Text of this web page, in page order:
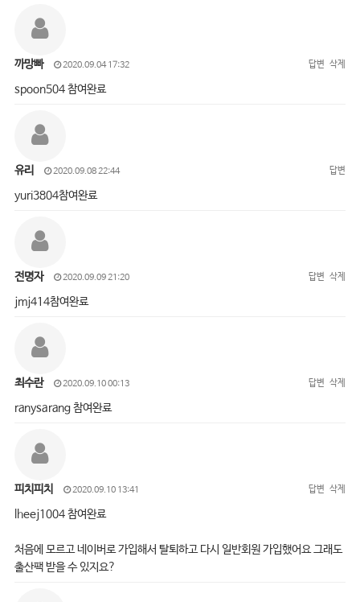
까망빠 2020.09.04 17:32 답변 삭제
spoon504 참여완료
유리 2020.09.08 22:44 답변
yuri3804참여완료
전명자 2020.09.09 21:20 답변 삭제
jmj414참여완료
최수란 2020.09.10 00:13 답변 삭제
ranysarang 참여완료
피치피치 2020.09.10 13:41 답변 삭제
lheej1004 참여완료
처음에 모르고 네이버로 가입해서 탈퇴하고 다시 일반회원 가입했어요 그래도
출산팩 받을 수 있지요?